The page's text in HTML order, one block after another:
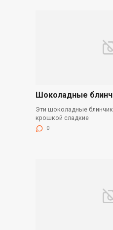
Шоколадные
Эти шоколадные
крошкой сладкие
0